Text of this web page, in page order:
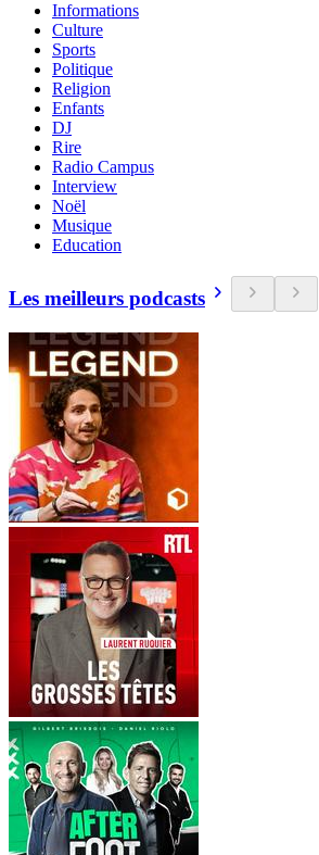
Informations
Culture
Sports
Politique
Religion
Enfants
DJ
Rire
Radio Campus
Interview
Noël
Musique
Education
Les meilleurs podcasts